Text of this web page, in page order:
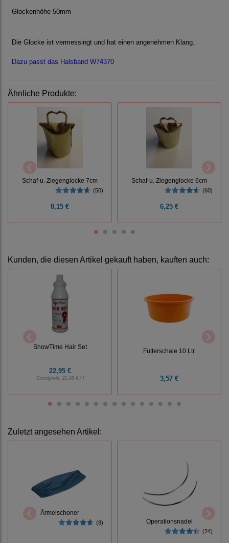
Glockenhöhe 50mm
Die Glocke ist vermessingt und hat einen angenehmen Klang.
Dazu passt das Halsband W74370
Ähnliche Produkte:
Schaf-u. Ziegenglocke 7cm
(50)
8,15 €
Schaf-u. Ziegenglocke 6cm
(60)
6,25 €
Kunden, die diesen Artikel gekauft haben, kauften auch:
ShowTime Hair Set
22,95 €
Grundpreis: 22,95 € / l
Futterschale 10 Ltr.
3,57 €
Zuletzt angesehen Artikel:
Ärmelschoner
(8) Operationsnadel
(24)